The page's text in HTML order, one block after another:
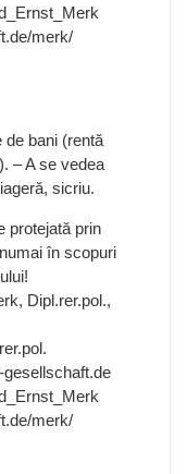
merk/
de bani (rentă
– A se vedea
sicriu.
protejată prin
în scopuri
Dipl.rer.pol.,
merk/